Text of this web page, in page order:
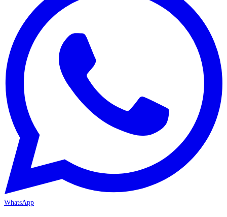
WhatsApp